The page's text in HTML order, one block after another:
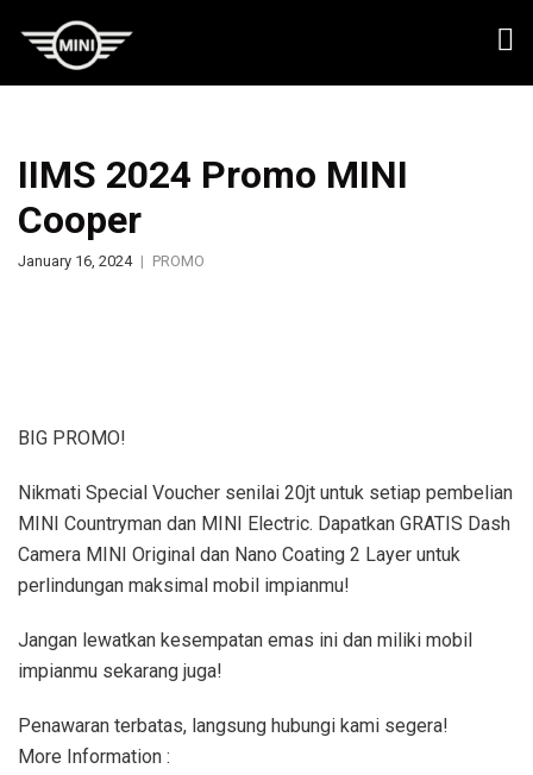
IIMS 2024 Promo MINI
Cooper
January 16, 2024 PROMO
BIG PROMO!
Nikmati Special Voucher senilai 20jt untuk setiap pembelian
MINI Countryman dan MINI Electric. Dapatkan GRATIS Dash
Camera MINI Original dan Nano Coating 2 Layer untuk
perlindungan maksimal mobil impianmu!
Jangan lewatkan kesempatan emas ini dan miliki mobil
impianmu sekarang juga!
Penawaran terbatas, langsung hubungi kami segera!
More Information :